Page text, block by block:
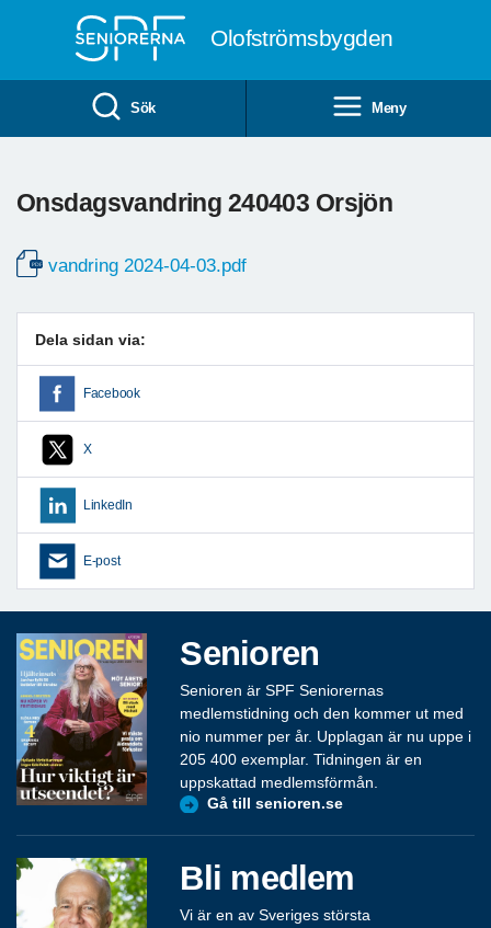
Olofströmsbygden
Sök Meny
Onsdagsvandring 240403 Orsjön
vandring 2024-04-03.pdf
Dela sidan via:
Facebook
X
LinkedIn
E-post
Senioren
Senioren är SPF Seniorernas
medlemstidning och den kommer ut med
nio nummer per år. Upplagan är nu uppe i
205 400 exemplar. Tidningen är en
uppskattad medlemsförmån.
Gå till senioren.se
Bli medlem
Vi är en av Sveriges största